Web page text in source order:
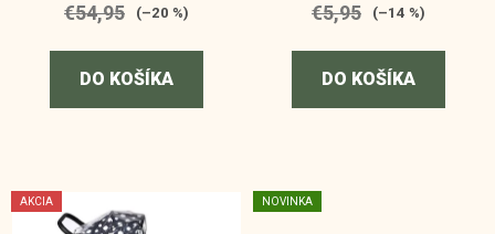
€54,95 (–20 %)
DO KOŠÍKA
€5,95 (–14 %)
DO KOŠÍKA
AKCIA NOVINKA